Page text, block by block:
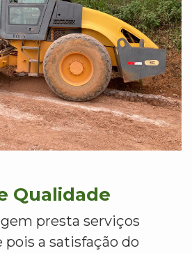
Qualidade
presta serviços
a satisfação do